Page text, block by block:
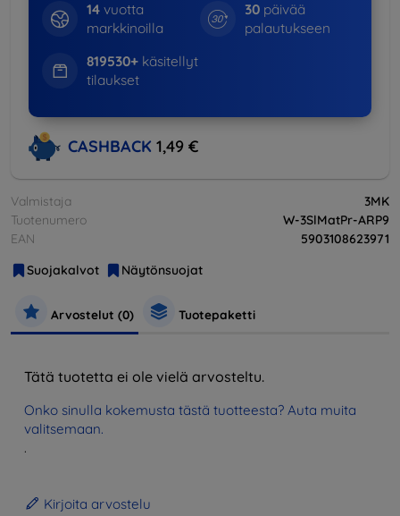
14vuotta
markkinoilla
30 päivää
palautukseen
819530+käsitellyt
tilaukset
CASHBACK 1,49 €
Valmistaja
3MK
Tuotenumero
W-3SlMatPr-ARP9
EAN
5903108623971
Suojakalvot
Näytönsuojat
Arvostelut (0) Tuotepaketti
Tätä tuotetta ei ole vielä arvosteltu.
Onko sinulla kokemusta tästä tuotteesta? Auta muita
valitsemaan.
.
Kirjoita arvostelu